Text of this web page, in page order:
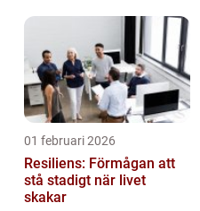
01 februari 2026
Resiliens: Förmågan att
stå stadigt när livet
skakar